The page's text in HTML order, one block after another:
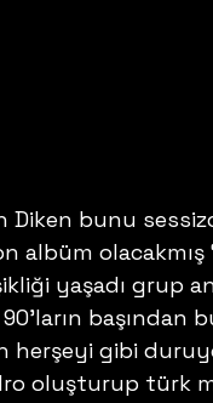
Diken bunu
albüm olacakmış
yaşadı grup
başından
herşeyi gibi
oluşturup türk